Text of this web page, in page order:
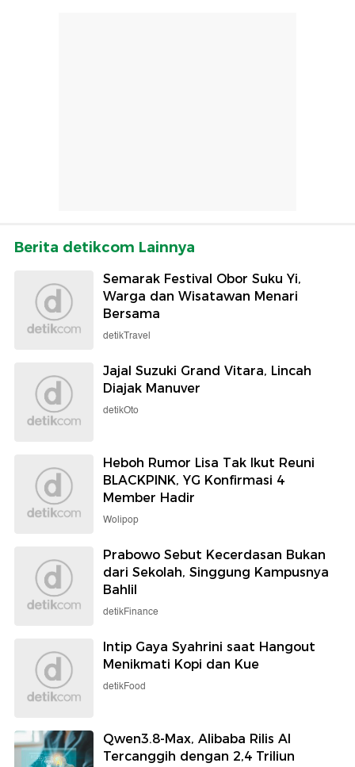
Berita detikcom Lainnya
Semarak Festival Obor Suku Yi,
Warga dan Wisatawan Menari
Bersama
detikTravel
Jajal Suzuki Grand Vitara, Lincah
Diajak Manuver
detikOto
Heboh Rumor Lisa Tak Ikut Reuni
BLACKPINK, YG Konfirmasi 4
Member Hadir
Wolipop
Prabowo Sebut Kecerdasan Bukan
dari Sekolah, Singgung Kampusnya
Bahlil
detikFinance
Intip Gaya Syahrini saat Hangout
Menikmati Kopi dan Kue
detikFood
Qwen3.8-Max, Alibaba Rilis AI
Tercanggih dengan 2,4 Triliun